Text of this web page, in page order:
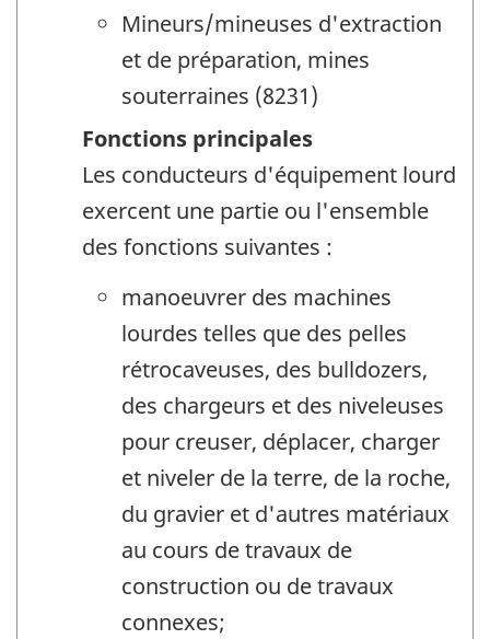
Mineurs/mineuses d'extraction
et de préparation, mines
souterraines (8231)
Fonctions principales
Les conducteurs d'équipement lourd
exercent une partie ou l'ensemble
des fonctions suivantes :
manoeuvrer des machines
lourdes telles que des pelles
rétrocaveuses, des bulldozers,
des chargeurs et des niveleuses
pour creuser, déplacer, charger
et niveler de la terre, de la roche,
du gravier et d'autres matériaux
au cours de travaux de
construction ou de travaux
connexes;